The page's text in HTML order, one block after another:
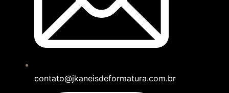
contato@jkaneisdeformatura.com.br